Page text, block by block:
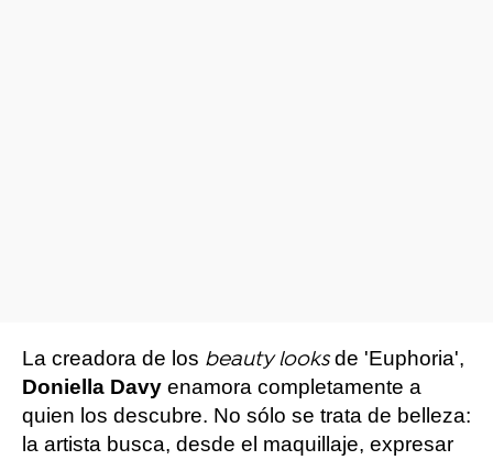
La creadora de los beauty looksde 'Euphoria',
Doniella Davy enamora completamente a
quien los descubre. No sólo se trata de belleza:
la artista busca, desde el maquillaje, expresar